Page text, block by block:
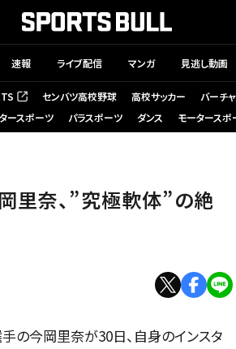
速報 ライブ配信 マンガ 見逃し動画
開く） センバツ高校野球 高校サッカー バーチ
ースポーツ パラスポーツ ダンス モータースポ
里奈、”究極軟体”の絶
の今岡里奈が30日、自身のインスタ